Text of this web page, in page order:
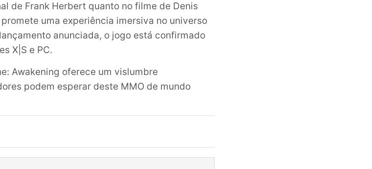
de Frank Herbert quanto no filme de Denis
uma experiência imersiva no universo
anunciada, o jogo está confirmado
X|S e PC.
Awakening oferece um vislumbre
podem esperar deste MMO de mundo